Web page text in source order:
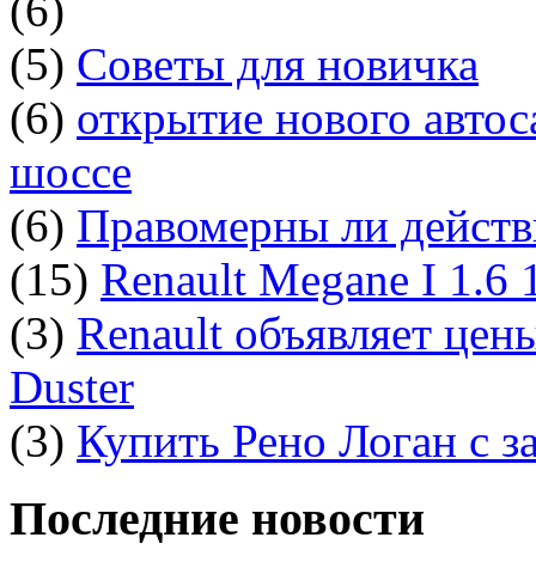
(5) Советы для новичка
(6) открытие нового
шоссе
(6) Правомерны ли
(15) Renault Megane I 1.6
(3) Renault объявляет
Duster
(3) Купить Рено Логан с
Последние новости